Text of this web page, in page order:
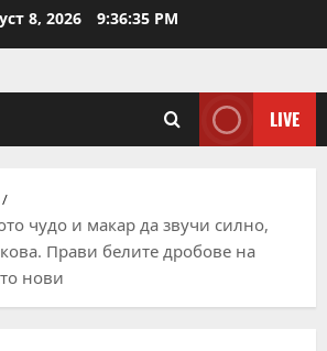
8, 2026 9:36:36 PM
LIVE
чудо и макар да звучи силно,
Прави белите дробове на
нови